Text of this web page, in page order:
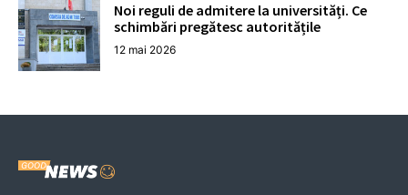
Noi reguli de admitere la universități. Ce
schimbări pregătesc autoritățile
12 mai 2026